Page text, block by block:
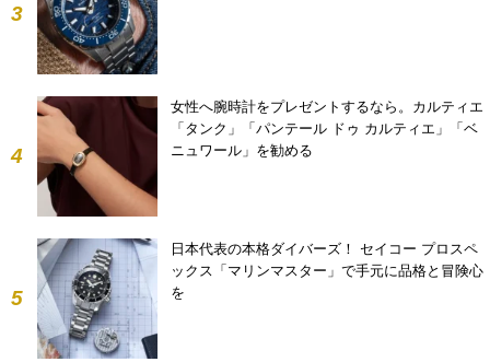
3
4
女性へ腕時計をプレゼントするなら。カルティエ
「タンク」「パンテール ドゥ カルティエ」「ベ
ニュワール」を勧める
5
日本代表の本格ダイバーズ！ セイコー プロスペ
ックス「マリンマスター」で手元に品格と冒険心
を